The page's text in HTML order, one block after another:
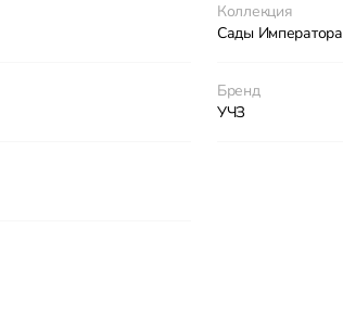
Коллекция
Сады Императора
Бренд
УЧЗ